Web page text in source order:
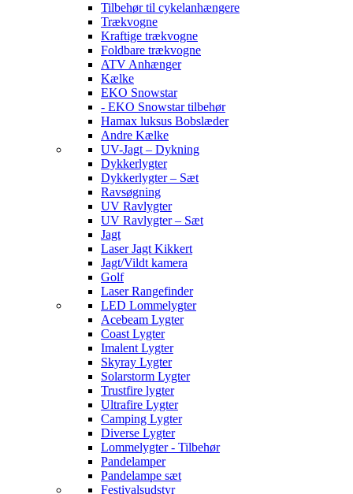
Tilbehør til cykelanhængere
Trækvogne
Kraftige trækvogne
Foldbare trækvogne
ATV Anhænger
Kælke
EKO Snowstar
- EKO Snowstar tilbehør
Hamax luksus Bobslæder
Andre Kælke
UV-Jagt – Dykning
Dykkerlygter
Dykkerlygter – Sæt
Ravsøgning
UV Ravlygter
UV Ravlygter – Sæt
Jagt
Laser Jagt Kikkert
Jagt/Vildt kamera
Golf
Laser Rangefinder
LED Lommelygter
Acebeam Lygter
Coast Lygter
Imalent Lygter
Skyray Lygter
Solarstorm Lygter
Trustfire lygter
Ultrafire Lygter
Camping Lygter
Diverse Lygter
Lommelygter - Tilbehør
Pandelamper
Pandelampe sæt
Festivalsudstyr